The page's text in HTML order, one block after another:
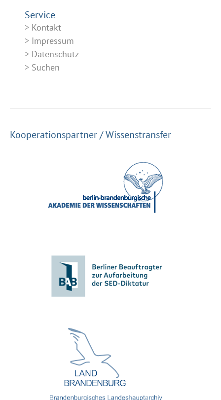
Service
Kontakt
Impressum
Datenschutz
Suchen
Kooperationspartner / Wissenstransfer